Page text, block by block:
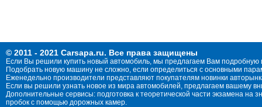
© 2011 - 2021 Carsapa.ru. Все права защищены
Если Вы решили купить новый автомобиль, мы предлагаем Вам
Подобрать новую машину не сложно, если определиться с основными
Еженедельно производители представляют покупателям новинки
Если вы решили узнать новое из мира автомобилей, предлагаем вашему
Дополнительные сервисы: подготовка к теоретической части экзамена
пробок с помощью дорожных камер.